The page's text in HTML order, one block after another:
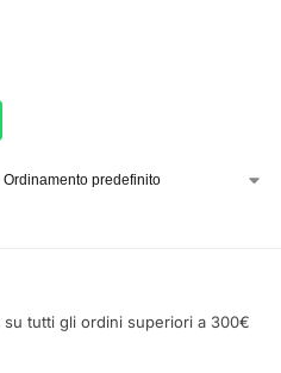
su tutti gli ordini superiori a 300€